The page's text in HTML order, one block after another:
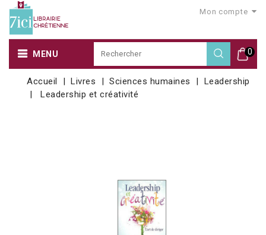
Mon compte
0
MENU
Accueil Livres Sciences humaines
Leadership
Leadership et créativité